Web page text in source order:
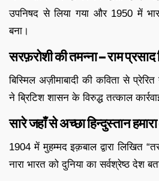
उपनिषद से लिया गया और 1950 में
बना।
सरफ़रोशी की तमन्ना – राम प्रसाद
बिस्मिल अज़ीमाबादी की कविता से प्रेरित
ने ब्रिटिश शासन के विरुद्ध तत्काल
सारे जहाँ से अच्छा हिन्दुस्तान
1904 में मुहम्मद इक़बाल द्वारा लिखित
नारा भारत को दुनिया का सर्वश्रेष्ठ देश